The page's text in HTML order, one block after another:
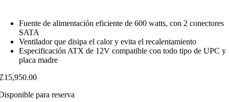
Fuente de alimentación eficiente de 600 watts, con 2 conectores
SATA
Ventilador que disipa el calor y evita el recalentamiento
Especificación ATX de 12V compatible con todo tipo de UPC y
placa madre
15,950.00
para reserva